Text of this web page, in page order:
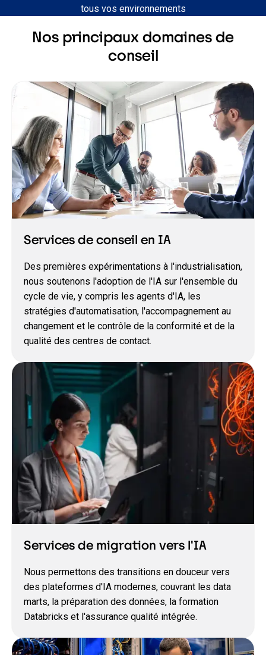
tous vos environnements
Nos principaux domaines de
conseil
Services de conseil en IA
Des premières expérimentations à l'industrialisation,
nous soutenons l'adoption de l'IA sur l'ensemble du
cycle de vie, y compris les agents d'IA, les
stratégies d'automatisation, l'accompagnement au
changement et le contrôle de la conformité et de la
qualité des centres de contact.
Services de migration vers l'IA
Nous permettons des transitions en douceur vers
des plateformes d'IA modernes, couvrant les data
marts, la préparation des données, la formation
Databricks et l'assurance qualité intégrée.